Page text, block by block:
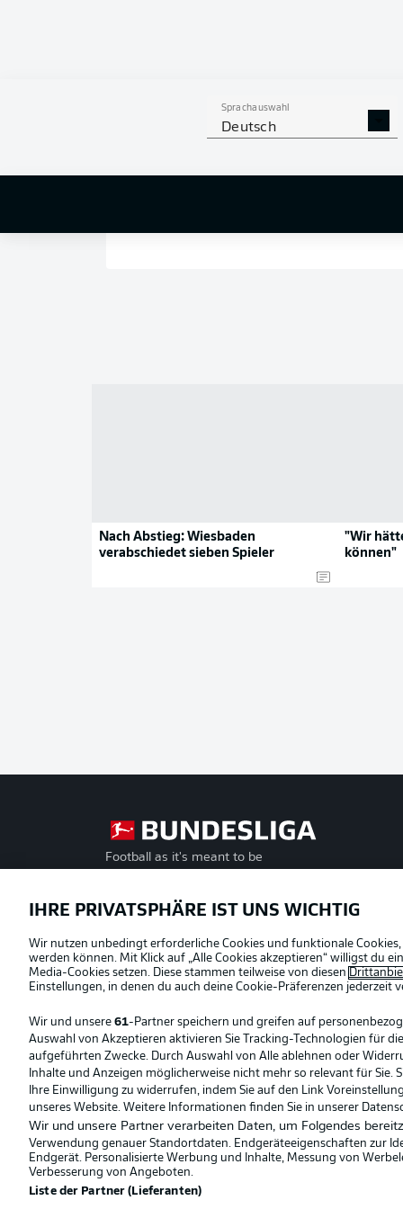
Sprachauswahl
Deutsch
Nach Abstieg: Wiesbaden
verabschiedet sieben Spieler
"Wir
können"
Football as it's meant to be
Offizielle Partner
© 2026 Bundesliga-Gruppe GmbH
IHRE PRIVATSPHÄRE IST UNS WICHTIG
Wir nutzen unbedingt erforderliche Cookies und funktionale
werden können. Mit Klick auf „Alle Cookies akzeptieren“ willigst du
Media-Cookies setzen. Diese stammen teilweise von diesen
Einstellungen, in denen du auch deine Cookie-Präferenzen jederzeit
Wir und unsere 61-Partner speichern und greifen auf
Auswahl von Akzeptieren aktivieren Sie Tracking-Technologien für
aufgeführten Zwecke. Durch Auswahl von Alle ablehnen oder
Inhalte und Anzeigen möglicherweise nicht mehr so relevant für
Ihre Einwilligung zu widerrufen, indem Sie auf den Link
unseres Website. Weitere Informationen finden Sie in unserer
Wir und unsere Partner verarbeiten Daten, um Folgendes
Verwendung genauer Standortdaten. Endgeräteeigenschaften zur
Endgerät. Personalisierte Werbung und Inhalte, Messung von
Verbesserung von Angeboten.
Liste der Partner (Lieferanten)